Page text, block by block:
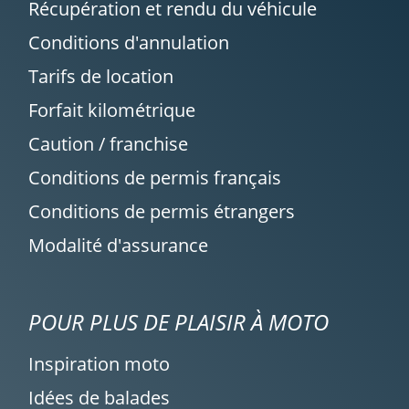
des 125, c'est vraiment un super concept.
Je recommande fortement
CHAKIB
07/09/2021
Ambiance chaleureuse chez Bike Avenue.
Motoneuve, ultra-confortable, rassurante,
CHAKIB
Ducati Monster 937 ~ Bike Avenue
Récupération et rendu du véhicule
Conditions d'annulation
Tarifs de location
Forfait kilométrique
Caution / franchise
Conditions de permis français
Conditions de permis étrangers
Modalité d'assurance
POUR PLUS DE PLAISIR À MOTO
Inspiration moto
Idées de balades